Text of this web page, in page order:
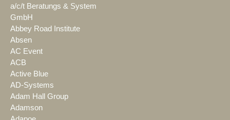
a/c/t Beratungs & System
GmbH
Abbey Road Institute
Absen
AC Event
ACB
Active Blue
AD-Systems
Adam Hall Group
Adamson